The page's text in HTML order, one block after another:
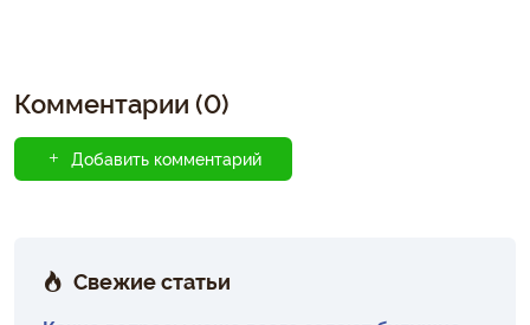
Комментарии (0)
Добавить комментарий
Свежие статьи